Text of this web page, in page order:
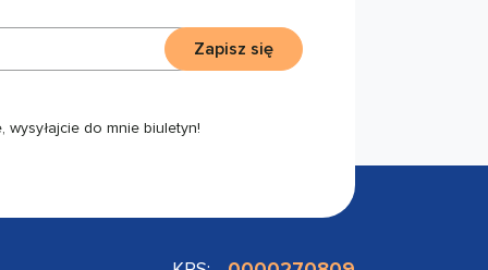
do mnie biuletyn!
Zapisz się